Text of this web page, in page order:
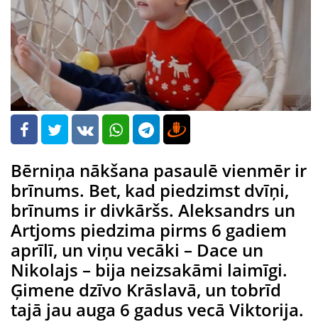
Bērniņa nākšana pasaulē vienmēr ir
brīnums. Bet, kad piedzimst dvīņi,
brīnums ir divkāršs. Aleksandrs un
Artjoms piedzima pirms 6 gadiem
aprīlī, un viņu vecāki – Dace un
Nikolajs – bija neizsakāmi laimīgi.
Ģimene dzīvo Krāslavā, un tobrīd
tajā jau auga 6 gadus vecā Viktorija.